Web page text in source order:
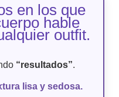
en los que
hable
outfit.
“resultados”
lisa y sedosa.